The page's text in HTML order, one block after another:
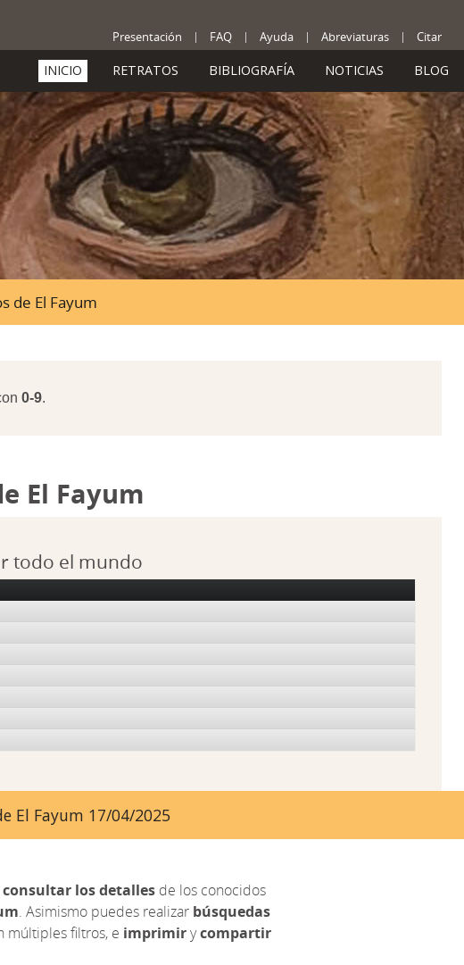
Presentación FAQ Ayuda Abreviaturas Citar
INICIO RETRATOS BIBLIOGRAFÍA NOTICIAS BLOG
de El Fayum
0-9.
El Fayum
todo el mundo
El Fayum 17/04/2025
los detalles de los conocidos
. Asimismo puedes realizar búsquedas
múltiples filtros, e imprimirycompartir